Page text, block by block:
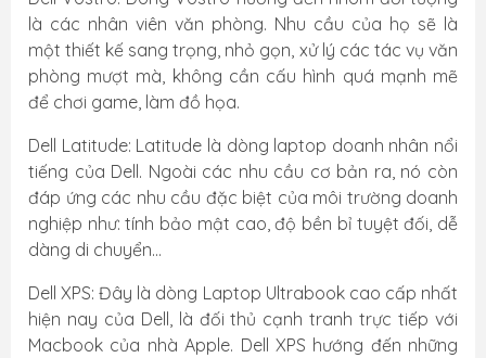
là các nhân viên văn phòng. Nhu cầu của họ sẽ là
một thiết kế sang trọng, nhỏ gọn, xử lý các tác vụ văn
phòng mượt mà, không cần cấu hình quá mạnh mẽ
để chơi game, làm đồ họa.
Dell Latitude: Latitude là dòng laptop doanh nhân nổi
tiếng của Dell. Ngoài các nhu cầu cơ bản ra, nó còn
đáp ứng các nhu cầu đặc biệt của môi trường doanh
nghiệp như: tính bảo mật cao, độ bền bỉ tuyệt đối, dễ
dàng di chuyển…
Dell XPS: Đây là dòng Laptop Ultrabook cao cấp nhất
hiện nay của Dell, là đối thủ cạnh tranh trực tiếp với
Macbook của nhà Apple. Dell XPS hướng đến những